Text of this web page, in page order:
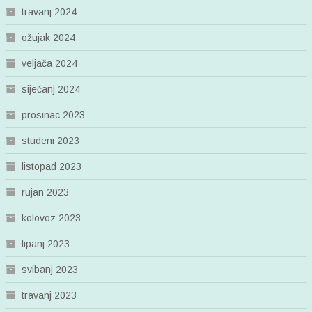
travanj 2024
ožujak 2024
veljača 2024
siječanj 2024
prosinac 2023
studeni 2023
listopad 2023
rujan 2023
kolovoz 2023
lipanj 2023
svibanj 2023
travanj 2023